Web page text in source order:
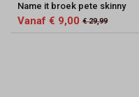
Name it broek pete skinny
Vanaf € 9,00 € 29,99